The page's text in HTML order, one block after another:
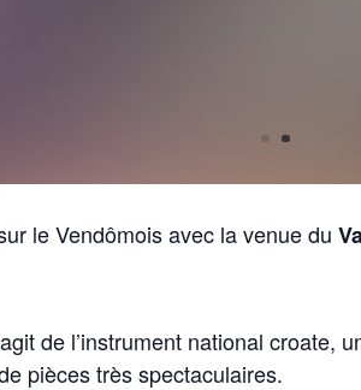
le Vendômois avec la venue du
de l’instrument national croate,
pièces très spectaculaires.